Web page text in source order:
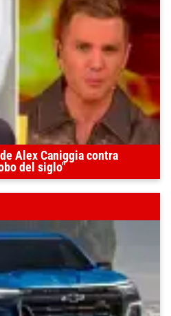
Alex Caniggia contra
del siglo"